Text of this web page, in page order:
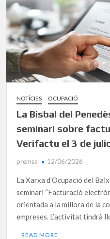
NOTÍCIES OCUPACIÓ
La Bisbal del
seminari sobre
Verifactu el 3 de
premsa 12/06/2026
La Xarxa d’Ocupació del
seminari “Facturació
orientada a la millora de la
empreses. L’activitat tindrà
READ MORE